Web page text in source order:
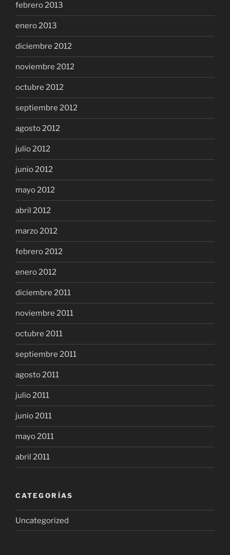
febrero 2013
enero 2013
diciembre 2012
noviembre 2012
octubre 2012
septiembre 2012
agosto 2012
julio 2012
junio 2012
mayo 2012
abril 2012
marzo 2012
febrero 2012
enero 2012
diciembre 2011
noviembre 2011
octubre 2011
septiembre 2011
agosto 2011
julio 2011
junio 2011
mayo 2011
abril 2011
CATEGORÍAS
Uncategorized